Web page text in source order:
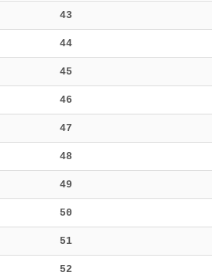
43
44
45
46
47
48
49
50
51
52